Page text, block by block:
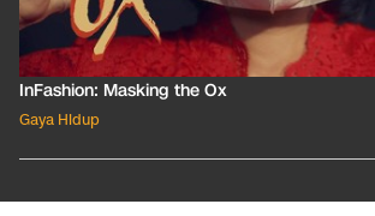
InFashion: Masking the Ox
Gaya Hidup